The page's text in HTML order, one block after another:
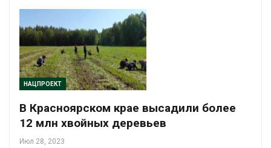
НАЦПРОЕКТ
В Красноярском крае высадили более
12 млн хвойных деревьев
Июл 28, 2023